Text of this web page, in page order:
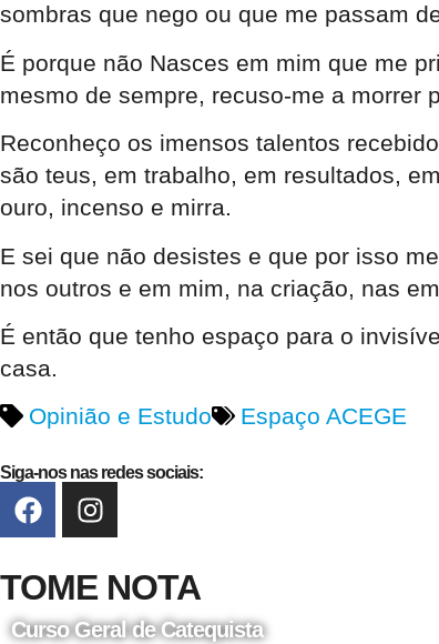
sombras que nego ou que me passam
É porque não Nasces em mim que me
mesmo de sempre, recuso-me a morrer
Reconheço os imensos talentos
são teus, em trabalho, em resultados,
ouro, incenso e mirra.
E sei que não desistes e que por isso
nos outros e em mim, na criação, nas
É então que tenho espaço para o
casa.
Opinião e Estudo
Espaço ACEGE
Siga-nos nas redes sociais:
TOME NOTA
Curso Geral de Catequista